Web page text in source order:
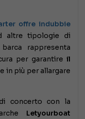
offre indubbie
altre tipologie di
rappresenta
per garantire il
in più per allargare
concerto con la
Letyourboat